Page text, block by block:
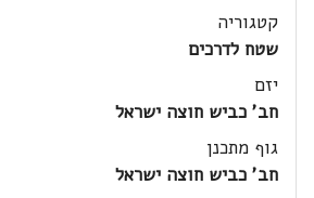
קטגוריה
שטח לדרכים
יזם
חב' כביש חוצה ישראל
גוף מתכנן
חב' כביש חוצה ישראל